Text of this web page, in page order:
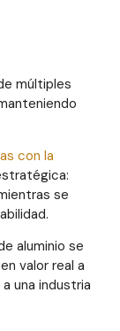
múltiples
con la
se
aluminio se
valor real a
una industria